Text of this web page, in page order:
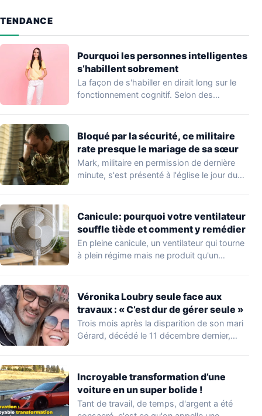
TENDANCE
Pourquoi les personnes intelligentes
s’habillent sobrement
La façon de s'habiller en dirait long sur le
fonctionnement cognitif. Selon des
Bloqué par la sécurité, ce militaire
rate presque le mariage de sa sœur
Mark, militaire en permission de dernière
minute, s'est présenté à l'église le jour du…
Canicule: pourquoi votre ventilateur
souffle tiède et comment y remédier
En pleine canicule, un ventilateur qui tourne
à plein régime mais ne produit qu'un…
Véronika Loubry seule face aux
travaux : « C’est dur de gérer seule »
Trois mois après la disparition de son mari
Gérard, décédé le 11 décembre dernier,…
Incroyable transformation d’une
voiture en un super bolide !
Tant de travail, de temps, d'argent a été